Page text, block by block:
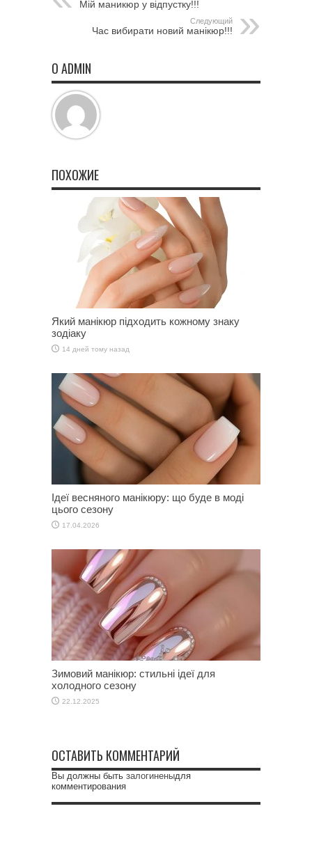
Мій маникюр у відпустку!!!
Следующий
Час вибирати новий манікюр!!!
О ADMIN
ПОХОЖИЕ
Який манікюр підходить кожному знаку
зодіаку
14 дней тому назад
Ідеї весняного манікюру: що буде в моді
цього сезону
17.04.2026
Зимовий манікюр: стильні ідеї для
холодного сезону
22.12.2025
ОСТАВИТЬ КОММЕНТАРИЙ
Вы должны быть залогиненыдля
комментирования